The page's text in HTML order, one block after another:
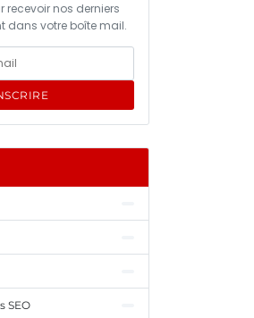
recevoir nos derniers
dans votre boîte mail.
SEO